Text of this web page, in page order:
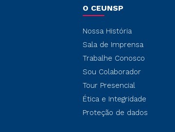
O CEUNSP
Nossa História
Sala de Imprensa
Trabalhe Conosco
Sou Colaborador
Tour Presencial
Ética e Integridade
Proteção de dados